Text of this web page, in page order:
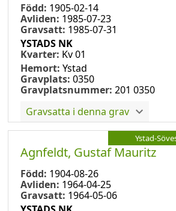
Född: 1905-02-14
Avliden: 1985-07-23
Gravsatt: 1985-07-31
YSTADS NK
Kvarter: Kv 01
Hemort: Ystad
Gravplats: 0350
Gravplatsnummer: 201 0350
Gravsatta i denna grav
Ystad-
Agnfeldt, Gustaf Mauritz
Född: 1904-08-26
Avliden: 1964-04-25
Gravsatt: 1964-05-06